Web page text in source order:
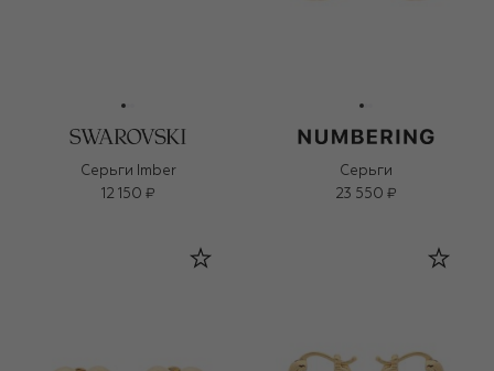
Серьги Imber
12 150 ₽
Серьги
23 550 ₽